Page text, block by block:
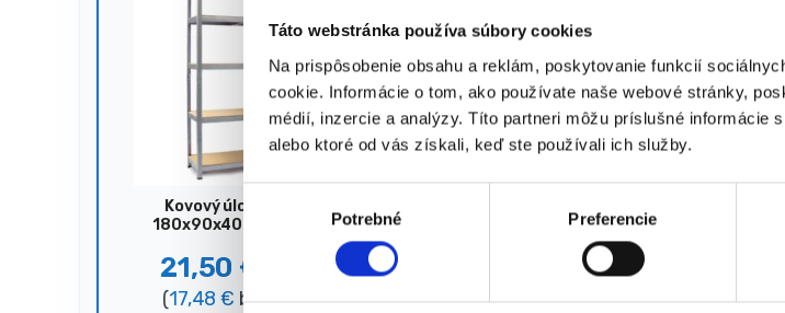
Táto webstránka používa súbory cookies
Na prispôsobenie obsahu a reklám, poskytovanie funkcií
cookie. Informácie o tom, ako používate naše webové stránky,
médií, inzercie a analýzy. Títo partneri môžu príslušné
alebo ktoré od vás získali, keď ste používali ich služby.
e
r
Potrebné Preferencie
Zobrazený jediný výsledok
Kovový úložný regál,
180x90x40 cm, 875 kg,
21,50 €
(17,48€ bez DPH)